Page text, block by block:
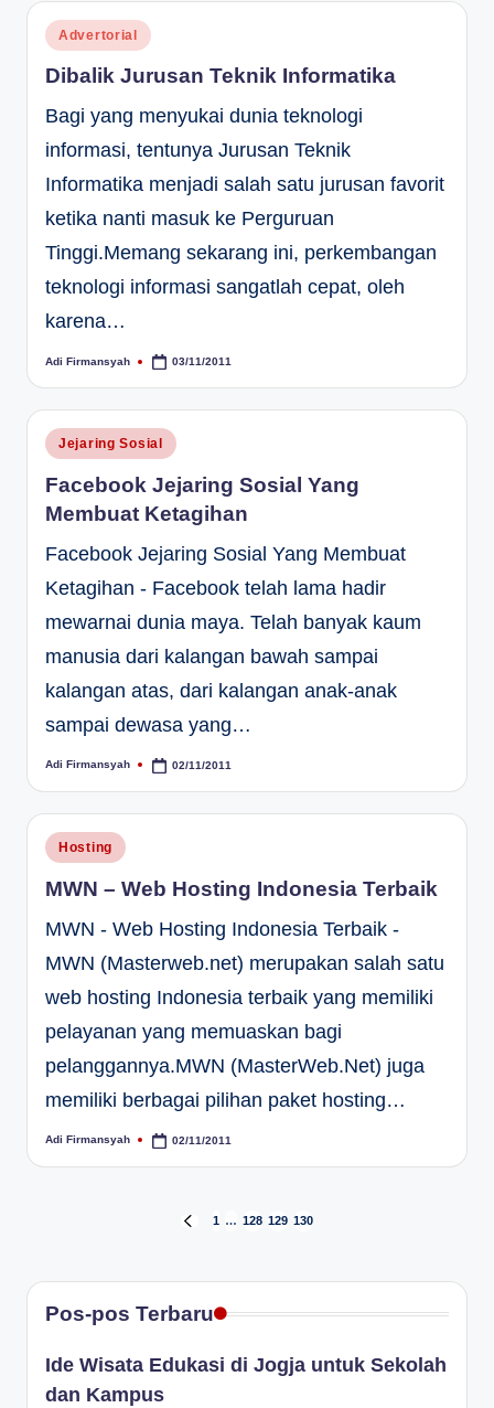
Posted
in
Advertorial
Dibalik Jurusan Teknik Informatika
Bagi yang menyukai dunia teknologi
informasi, tentunya Jurusan Teknik
Informatika menjadi salah satu jurusan favorit
ketika nanti masuk ke Perguruan
Tinggi.Memang sekarang ini, perkembangan
teknologi informasi sangatlah cepat, oleh
karena…
Posted
Adi Firmansyah 03/11/2011
Posted
in
Jejaring Sosial
Facebook Jejaring Sosial Yang
Membuat Ketagihan
Facebook Jejaring Sosial Yang Membuat
Ketagihan - Facebook telah lama hadir
mewarnai dunia maya. Telah banyak kaum
manusia dari kalangan bawah sampai
kalangan atas, dari kalangan anak-anak
sampai dewasa yang…
Posted
Adi Firmansyah 02/11/2011
Posted
in
Hosting
MWN – Web Hosting Indonesia Terbaik
MWN - Web Hosting Indonesia Terbaik -
MWN (Masterweb.net) merupakan salah satu
web hosting Indonesia terbaik yang memiliki
pelayanan yang memuaskan bagi
pelanggannya.MWN (MasterWeb.Net) juga
memiliki berbagai pilihan paket hosting…
Posted
Adi Firmansyah 02/11/2011
PREVIOUS
1 … 128 129 130
Pos-pos Terbaru
Ide Wisata Edukasi di Jogja untuk Sekolah
dan Kampus